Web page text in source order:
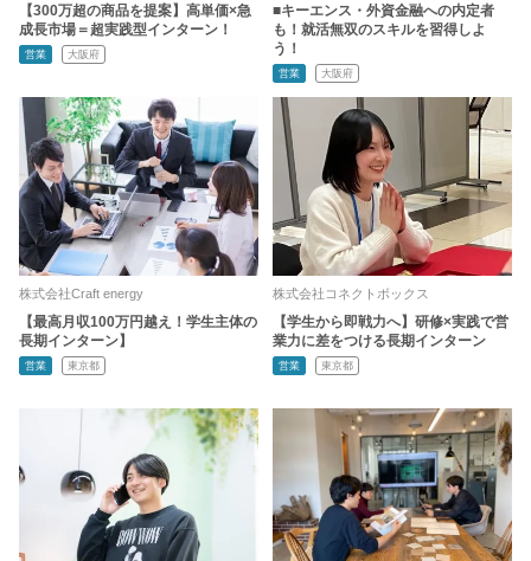
【300万超の商品を提案】高単価×急
成長市場＝超実践型インターン！
営業 大阪府
■キーエンス・外資金融への内定者
も！就活無双のスキルを習得しよ
う！
営業 大阪府
株式会社Craft energy
【最高月収100万円越え！学生主体の
長期インターン】
営業 東京都
株式会社コネクトボックス
【学生から即戦力へ】研修×実践で営
業力に差をつける長期インターン
営業 東京都